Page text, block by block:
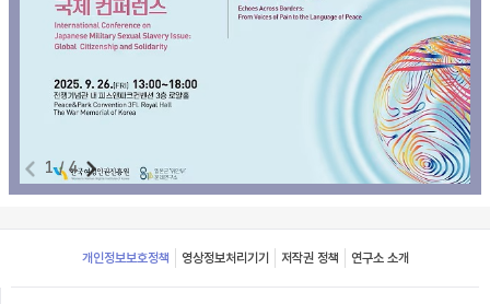
1/4
Footer
개인정보보호정책 영상정보처리기기 저작권 정책 연구소 소개